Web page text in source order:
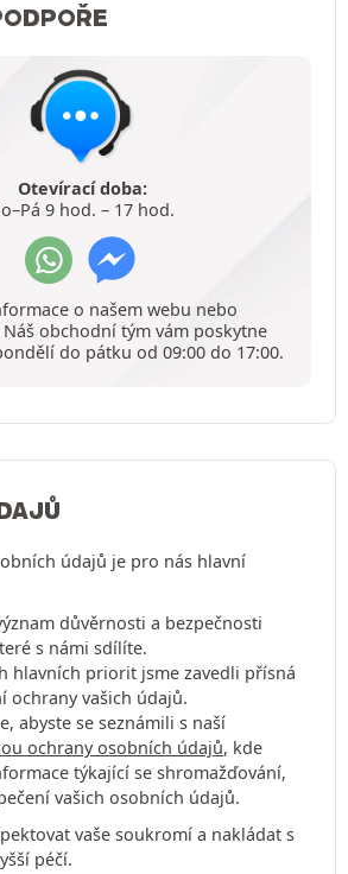
Otevírací doba:
9 hod. – 17 hod.
o našem webu nebo
obchodní tým vám poskytne
do pátku od 09:00 do 17:00.
údajů je pro nás hlavní
důvěrnosti a bezpečnosti
s námi sdílíte.
hlavních priorit jsme zavedli přísná
ochrany vašich údajů.
abyste se seznámili s naší
ochrany osobních údajů, kde
týkající se shromažďování,
vašich osobních údajů.
vaše soukromí a nakládat s
péčí.